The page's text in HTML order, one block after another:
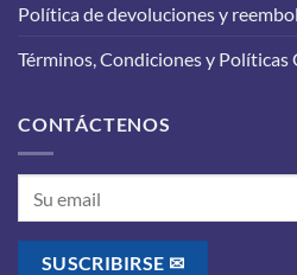
Política de devoluciones y
Términos, Condiciones y
CONTÁCTENOS